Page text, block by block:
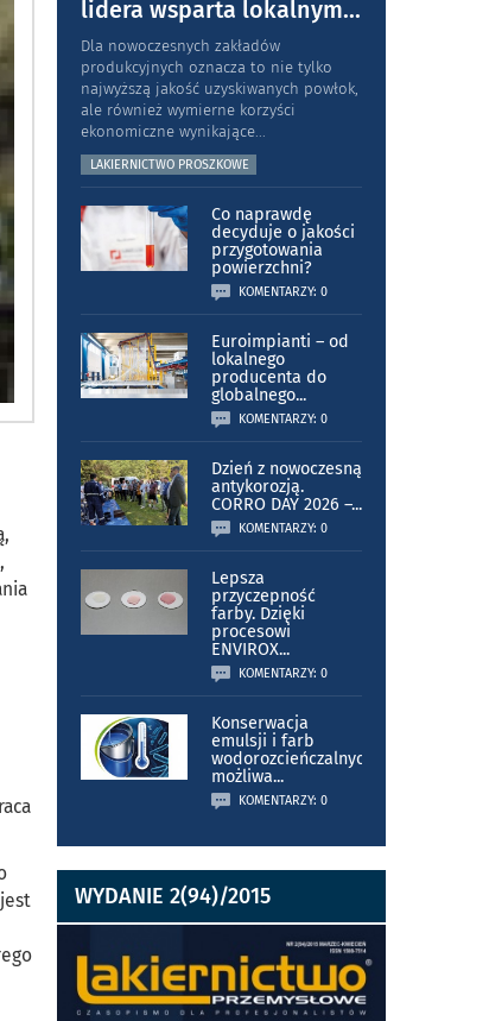
lidera wsparta lokalnym...
Dla nowoczesnych zakładów
produkcyjnych oznacza to nie tylko
najwyższą jakość uzyskiwanych powłok,
ale również wymierne korzyści
ekonomiczne wynikające...
LAKIERNICTWO PROSZKOWE
Co naprawdę
decyduje o jakości
przygotowania
powierzchni?
KOMENTARZY: 0
Euroimpianti – od
lokalnego
producenta do
globalnego...
KOMENTARZY: 0
Dzień z nowoczesną
antykorozją.
CORRO DAY 2026 –...
KOMENTARZY: 0
Lepsza
przyczepność
farby. Dzięki
procesowi
ENVIROX...
KOMENTARZY: 0
Konserwacja
emulsji i farb
wodorozcieńczalnych
możliwa...
KOMENTARZY: 0
WYDANIE 2(94)/2015